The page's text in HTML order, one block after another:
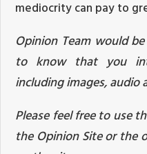
mediocrity can pay to
Opinion Team would
to know that you
including images, audio
Please feel free to use
the Opinion Site or the